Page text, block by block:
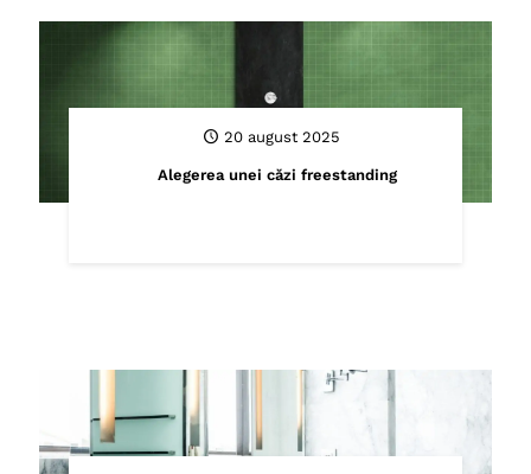
20 august 2025
Alegerea unei căzi freestanding